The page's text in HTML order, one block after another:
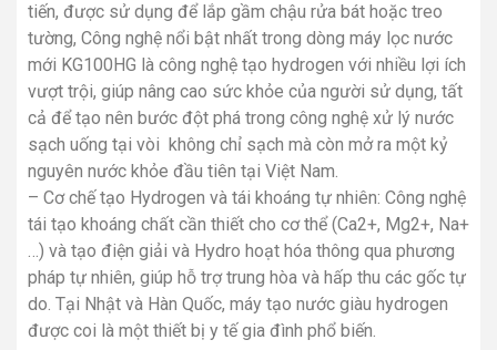
tiến, được sử dụng để lắp gầm chậu rửa bát hoặc treo
tường, Công nghệ nổi bật nhất trong dòng máy lọc nước
mới KG100HG là công nghệ tạo hydrogen với nhiều lợi ích
vượt trội, giúp nâng cao sức khỏe của người sử dụng, tất
cả để tạo nên bước đột phá trong công nghệ xử lý nước
sạch uống tại vòi không chỉ sạch mà còn mở ra một kỷ
nguyên nước khỏe đầu tiên tại Việt Nam.
– Cơ chế tạo Hydrogen và tái khoáng tự nhiên: Công nghệ
tái tạo khoáng chất cần thiết cho cơ thể (Ca2+, Mg2+, Na+
…) và tạo điện giải và Hydro hoạt hóa thông qua phương
pháp tự nhiên, giúp hỗ trợ trung hòa và hấp thu các gốc tự
do. Tại Nhật và Hàn Quốc, máy tạo nước giàu hydrogen
được coi là một thiết bị y tế gia đình phổ biến.